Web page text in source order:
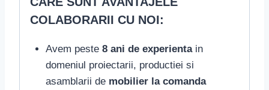
COLABORARII CU NOI:
Avem peste 8 ani de experientain
domeniul proiectarii, productiei si
asamblarii de mobilier la comanda